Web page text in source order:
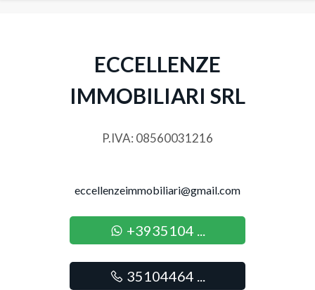
ECCELLENZE
IMMOBILIARI SRL
P.IVA: 08560031216
eccellenzeimmobiliari@gmail.com
+3935104 ...
35104464 ...
Ascensore